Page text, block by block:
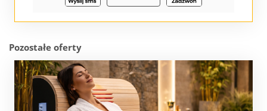
Pozostałe oferty